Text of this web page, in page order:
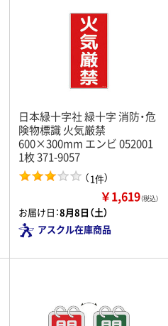
日本緑十字社 緑十字 消防・危
険物標識 火気厳禁
600×300mm エンビ 052001
1枚 371-9057
（1件）
￥1,619（税込）
お届け日：8月8日（土）
アスクル在庫商品